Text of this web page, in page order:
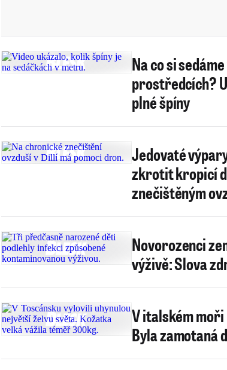
Na co si
prostředcích?
plné špíny
Jedovaté
zkrotit kropicí
znečištěným
Novorozenci
výživě: Slova
V italském
Byla zamotaná